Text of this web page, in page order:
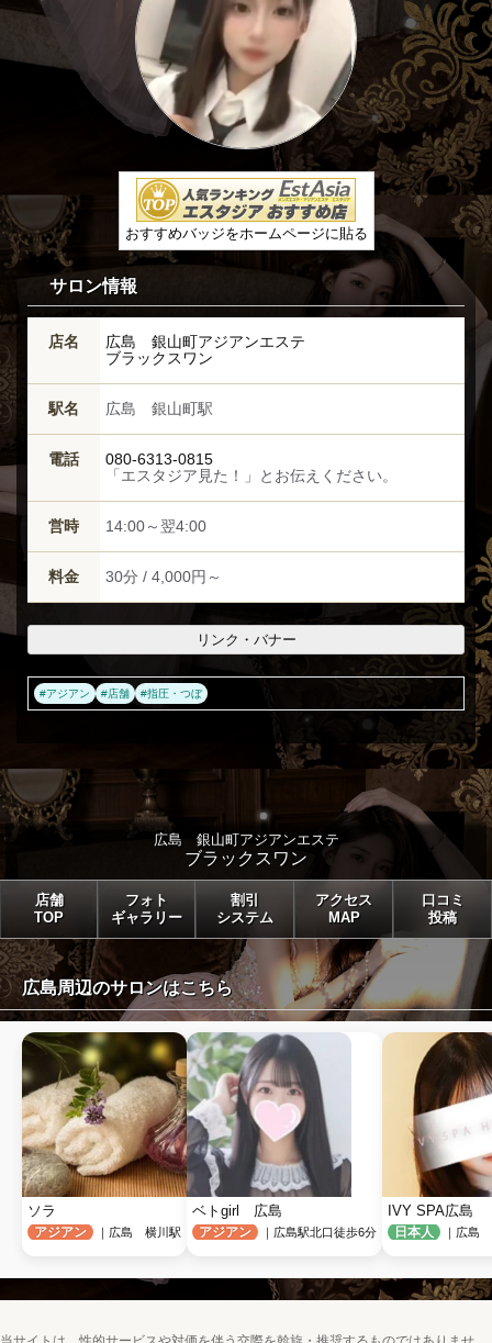
おすすめバッジをホームページに貼る
サロン情報
店名
広島 銀山町アジアンエステ
ブラックスワン
駅名 広島 銀山町駅
電話
080-6313-0815
「エスタジア見た！」とお伝えください。
営時 14:00～翌4:00
料金 30分 / 4,000円～
リンク・バナー
#アジアン #店舗 #指圧・つぼ
広島 銀山町アジアンエステ
ブラックスワン
店舗
TOP
フォト
ギャラリー
割引
システム
アクセス
MAP
口コミ
投稿
広島周辺のサロンはこちら
ソラ
アジアン ｜広島 横川駅
ベトgirl　広島
アジアン ｜広島駅北口徒歩6分
IVY SPA広島
日本人 ｜広島